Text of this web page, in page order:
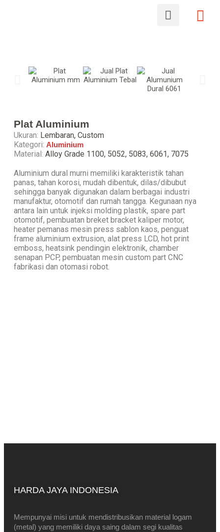
Plat Aluminium
Ukuran: Lembaran, Custom
Kategori: Aluminium
Material: Alloy Grade 1100, 5052, 5083, 6061, 7075
Aluminium dural murni memiliki karakteristik tahan
panas, tahan korosi, mudah dibentuk, dilas/dibubut
sehingga banyak digunakan dalam berbagai industri
manufaktur, otomotif dan rumah tangga. Kegunaan nya
antara lain untuk injeksi molding plastik, spare part
otomotif, pembuatan breket bracket kaliper motor,
heater pemanas mesin press sablon kaos, penguat
frame aluminium extrusion, alat press LCD, hot print
emboss, heatsink pendingin elektronik, chamber
senapan PCP, pembuatan mesin custom part CNC
fabrikasi dan otomasi robot.
HARDA JAYA INDONESIA
Mempunyai misi untuk mendistribusikan material logam
(metal) yang memiliki daya saing dalam segi kualitas